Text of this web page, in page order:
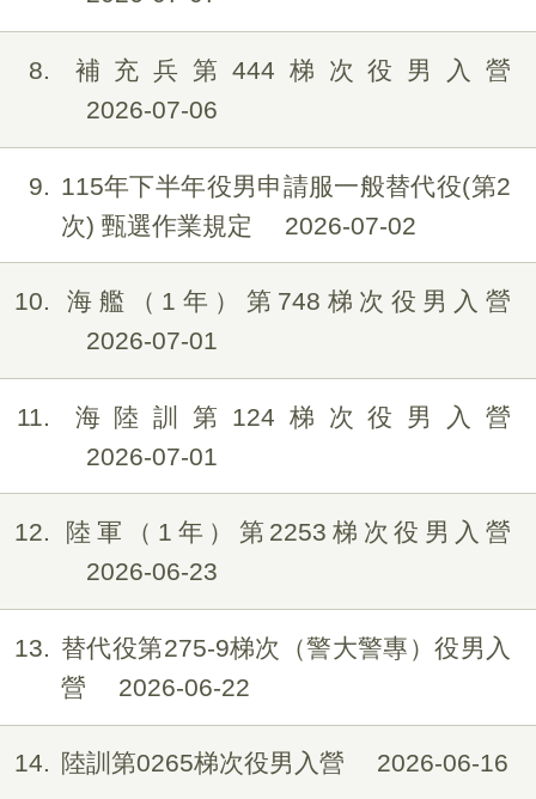
8
補充兵第444梯次役男入營
2026-07-06
9
115年下半年役男申請服一般替代役(第2
次) 甄選作業規定
2026-07-02
10
海艦（1年）第748梯次役男入營
2026-07-01
11
海陸訓第124梯次役男入營
2026-07-01
12
陸軍（1年）第2253梯次役男入營
2026-06-23
13
替代役第275-9梯次（警大警專）役男入
營
2026-06-22
14 陸訓第0265梯次役男入營 2026-06-16